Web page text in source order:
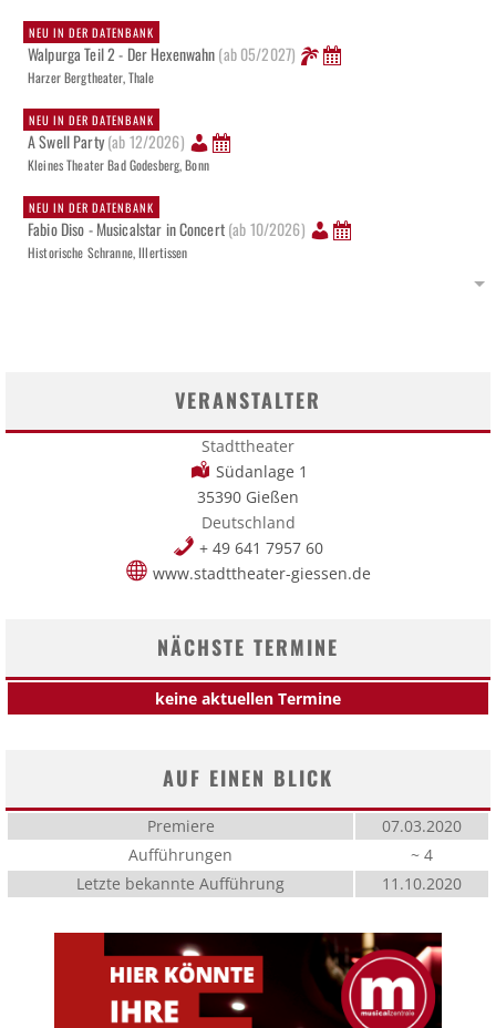
NEU IN DER DATENBANK
Walpurga Teil 2 - Der Hexenwahn(ab 05/2027)
Harzer Bergtheater, Thale
NEU IN DER DATENBANK
A Swell Party(ab 12/2026)
Kleines Theater Bad Godesberg, Bonn
NEU IN DER DATENBANK
Fabio Diso - Musicalstar in Concert(ab 10/2026)
Historische Schranne, Illertissen
VERANSTALTER
Stadttheater
Südanlage 1
35390 Gießen
Deutschland
+ 49 641 7957 60
www.stadttheater-giessen.de
NÄCHSTE TERMINE
keine aktuellen Termine
AUF EINEN BLICK
Premiere
07.03.2020
Aufführungen
~ 4
Letzte bekannte Aufführung
11.10.2020